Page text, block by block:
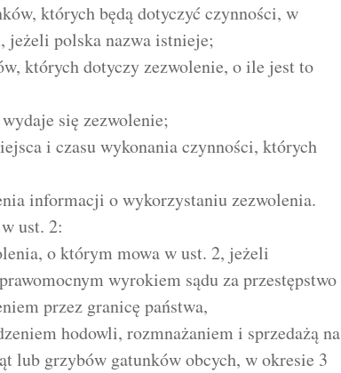
których będą dotyczyć czynności, w
jeżeli polska nazwa istnieje;
których dotyczy zezwolenie, o ile jest to
się zezwolenie;
i czasu wykonania czynności, których
informacji o wykorzystaniu zezwolenia.
ust. 2:
o którym mowa w ust. 2, jeżeli
wyrokiem sądu za przestępstwo
przez granicę państwa,
hodowli, rozmnażaniem i sprzedażą na
lub grzybów gatunków obcych, w okresie 3